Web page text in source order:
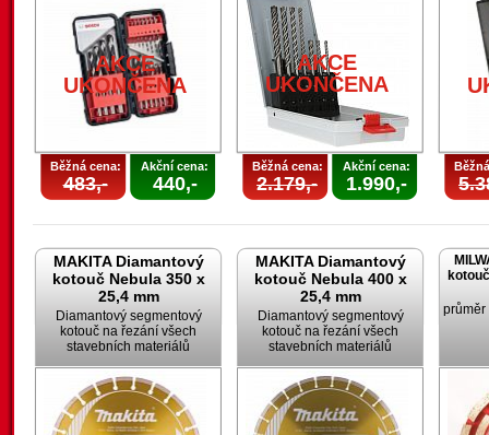
AKCE
UKONČENA
Běžná cena:
483,-
Akční cena:
440,-
AKCE
UKONČENA
Běžná cena:
2.179,-
Akční cena:
1.990,-
MAKITA Diamantový
kotouč Nebula 350 x
25,4 mm
Diamantový segmentový
kotouč na řezání všech
stavebních materiálů
MAKITA Diamantový
kotouč Nebula 400 x
25,4 mm
Diamantový segmentový
kotouč na řezání všech
stavebních materiálů
průměr